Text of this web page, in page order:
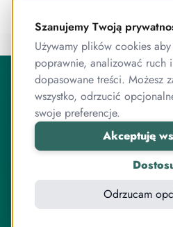
O
Publigo to rozwiązanie
zespół przyjaciół, którzy
programowania.
Pracujemy razem od lat,
sprzedaży kursów, jak i wielu
związanych z internetem, IT,
online.
Szanujemy Twoją
Używamy plików cookies aby
poprawnie, analizować ruch
dopasowane treści. Możesz
wszystko, odrzucić
swoje preferencje.
Akceptuję
Odrzucam